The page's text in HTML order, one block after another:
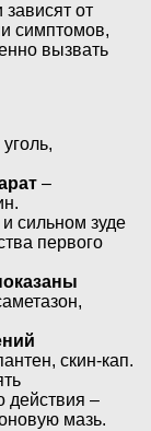
от
симптомов,
вызвать
–
сильном зуде
первого
скин-кап.
действия –
мазь.